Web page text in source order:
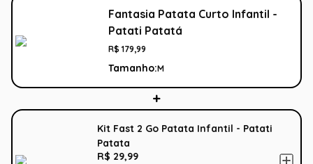
Fantasia Patata Curto Infantil -
Patati Patatá
R$ 179,99
Tamanho:M
Kit Fast 2 Go Patata Infantil - Patati
Patata
R$ 29,99